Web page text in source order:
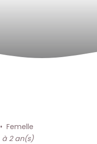
Femelle
à 2 an(s)